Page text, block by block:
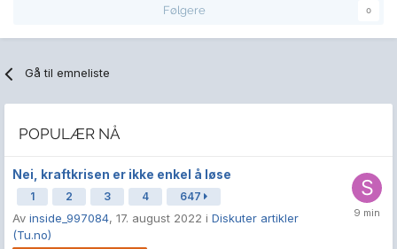
Følgere 0
Gå til emneliste
POPULÆR NÅ
Nei, kraftkrisen er ikke enkel å løse
1 2 3 4 647
Av inside_997084, 17. august 2022 i Diskuter artikler
(Tu.no)